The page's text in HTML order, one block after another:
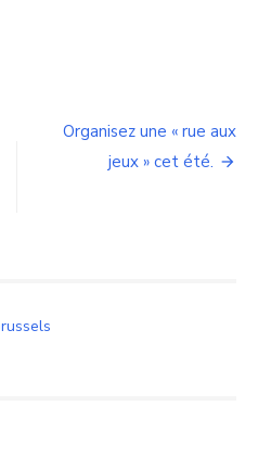
Organisez une « rue aux
jeux » cet été.